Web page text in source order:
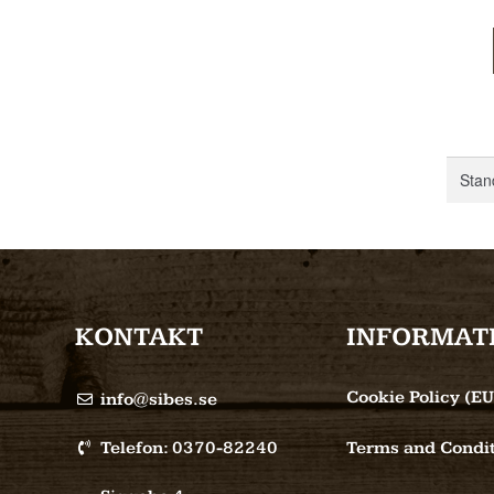
KONTAKT
info@sibes.se
Telefon: 0370-82240
Cookie Policy
Terms and